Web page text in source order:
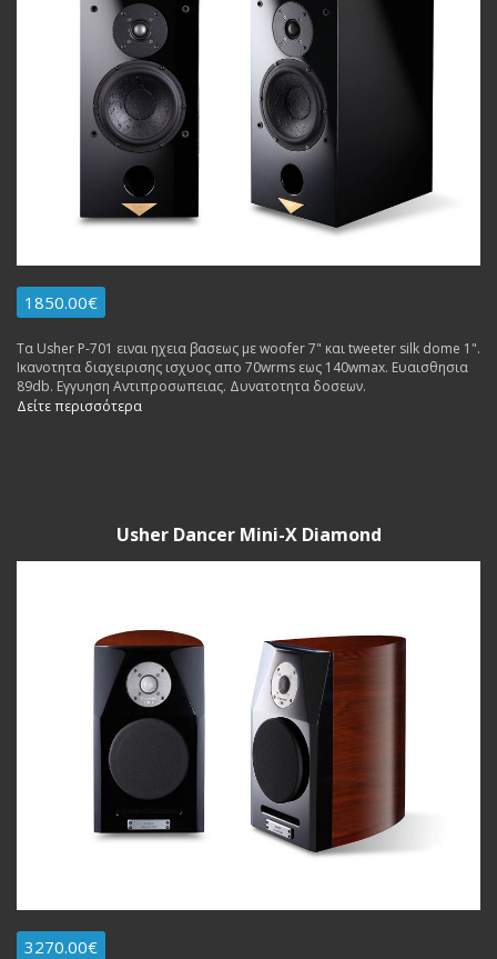
1850.00€
Τα Usher P-701 ειναι ηχεια βασεως με woofer 7" και tweeter silk dome 1".
Ικανοτητα διαχειρισης ισχυος απο 70wrms εως 140wmax. Ευαισθησια
89db. Εγγυηση Αντιπροσωπειας. Δυνατοτητα δοσεων.
Δείτε περισσότερα
Usher Dancer Mini-X Diamond
3270.00€